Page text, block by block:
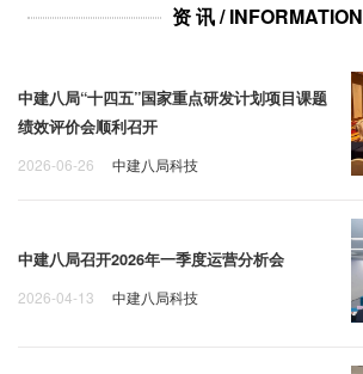
联系我们
资 讯 / INFORMATION
中建八局“十四五”国家重点研发计划项目课题
绩效评价会顺利召开
2026-06-26 中建八局科技
中建八局召开2026年一季度运营分析会
2026-04-13 中建八局科技